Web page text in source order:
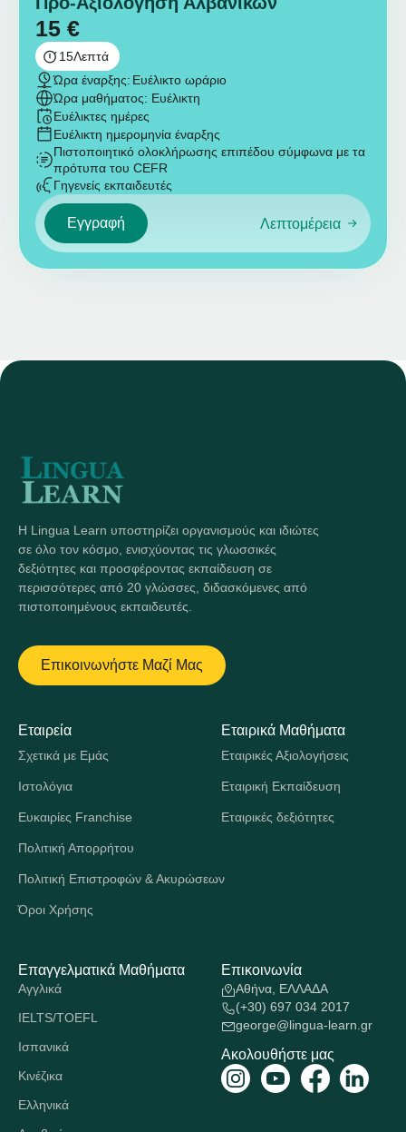
15 €
15Λεπτά
Ώρα έναρξης: Ευέλικτο ωράριο
Ώρα μαθήματος: Ευέλικτη
Ευέλικτες ημέρες
Ευέλικτη ημερομηνία έναρξης
Πιστοποιητικό ολοκλήρωσης επιπέδου σύμφωνα με τα
πρότυπα του CEFR
Γηγενείς εκπαιδευτές
Εγγραφή Λεπτομέρεια
Η Lingua Learn υποστηρίζει οργανισμούς και ιδιώτες
σε όλο τον κόσμο, ενισχύοντας τις γλωσσικές
δεξιότητες και προσφέροντας εκπαίδευση σε
περισσότερες από 20 γλώσσες, διδασκόμενες από
πιστοποιημένους εκπαιδευτές.
Επικοινωνήστε Μαζί Μας
Εταιρεία
Σχετικά με Εμάς
Ιστολόγια
Ευκαιρίες Franchise
Πολιτική Απορρήτου
Πολιτική Επιστροφών & Ακυρώσεων
Όροι Χρήσης
Εταιρικά Μαθήματα
Εταιρικές Αξιολογήσεις
Εταιρική Εκπαίδευση
Εταιρικές δεξιότητες
Επαγγελματικά Μαθήματα
Αγγλικά
IELTS/TOEFL
Ισπανικά
Κινέζικα
Ελληνικά
Επικοινωνία
Αθήνα, ΕΛΛΑΔΑ
(+30) 697 034 2017
george@lingua-learn.gr
Ακολουθήστε μας